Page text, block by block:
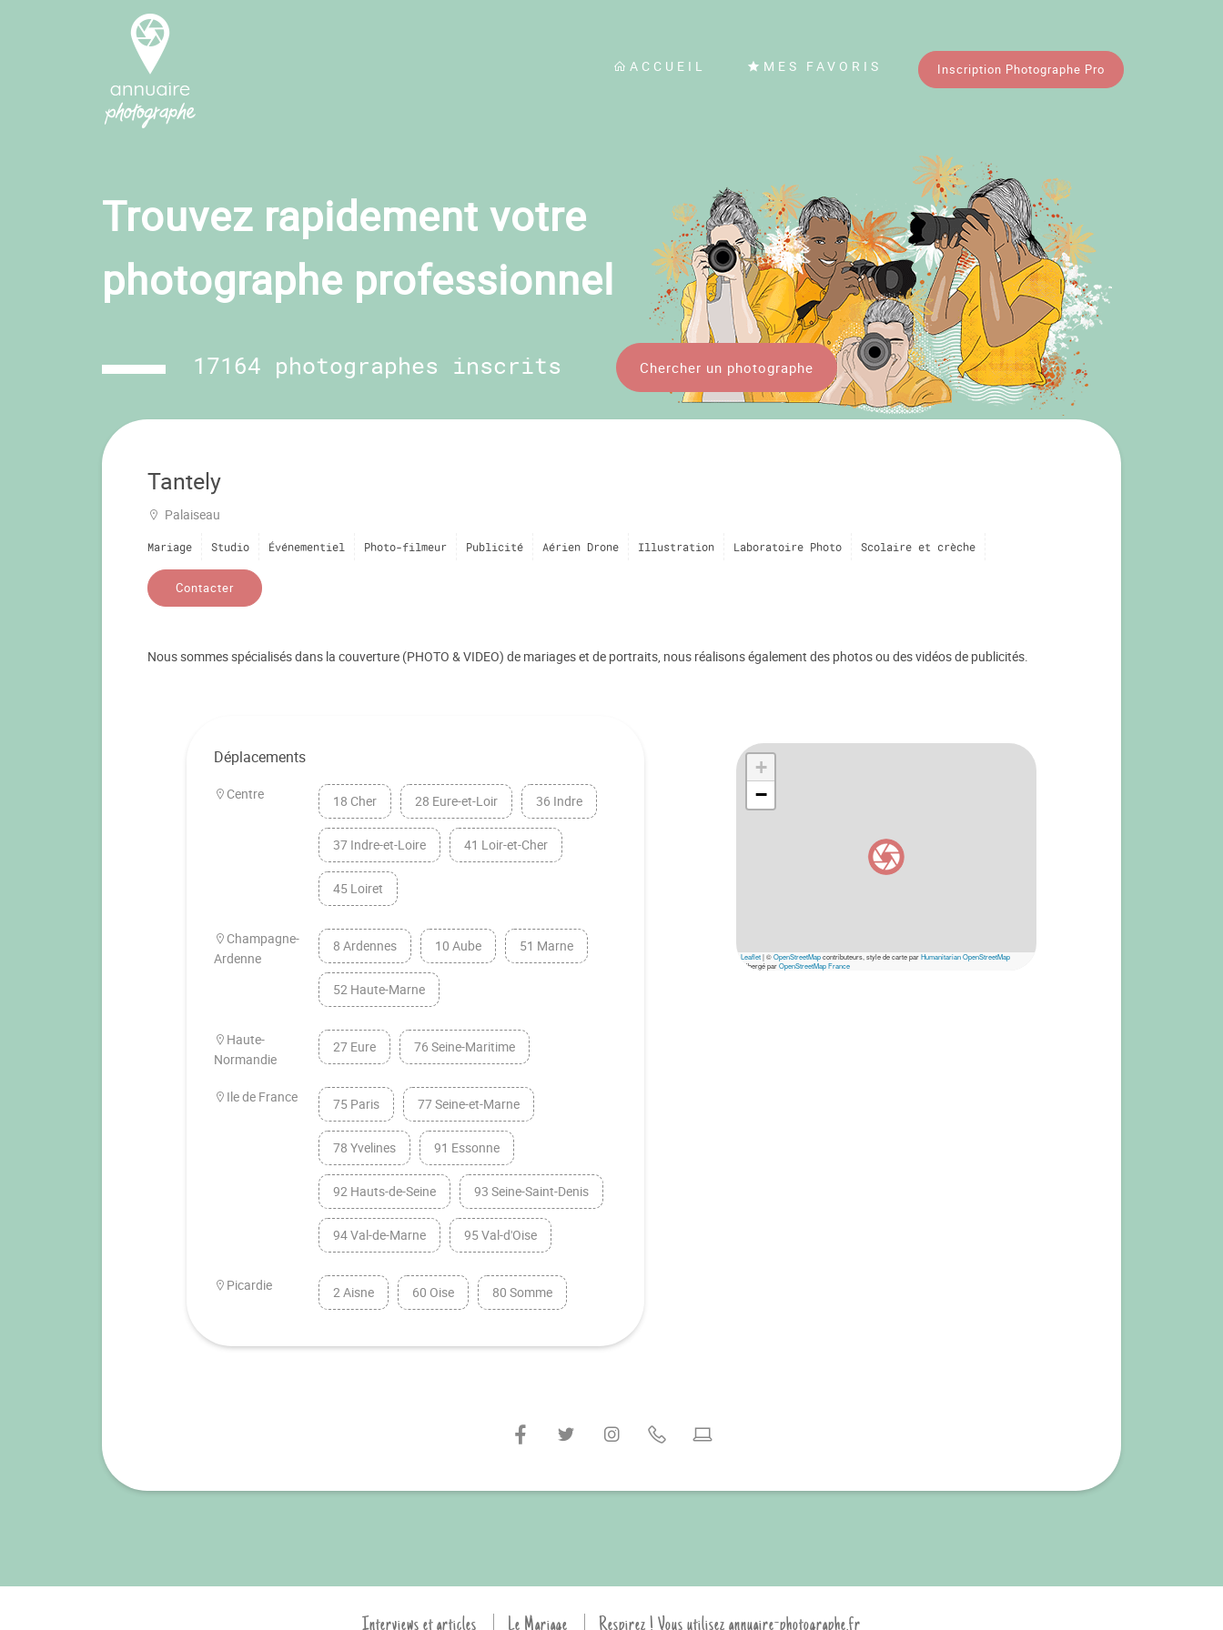
ACCUEIL MES FAVORIS Inscription Photographe Pro
Trouvez rapidement votre
photographe professionnel
17164 photographes inscrits Chercher un photographe
Tantely
Palaiseau
Mariage Studio Événementiel Photo-filmeur Publicité Aérien Drone Illustration Laboratoire Photo Scolaire et crèche
Contacter
Nous sommes spécialisés dans la couverture (PHOTO & VIDEO) de mariages et de portraits, nous réalisons également des photos ou des vidéos de publicités.
Déplacements
Centre 18 Cher 28 Eure-et-Loir 36 Indre
37 Indre-et-Loire 41 Loir-et-Cher
45 Loiret
Champagne-
Ardenne
8 Ardennes 10 Aube 51 Marne
52 Haute-Marne
Haute-
Normandie
27 Eure 76 Seine-Maritime
Ile de France 75 Paris 77 Seine-et-Marne
78 Yvelines 91 Essonne
92 Hauts-de-Seine 93 Seine-Saint-Denis
94 Val-de-Marne 95 Val-d'Oise
Picardie 2 Aisne 60 Oise 80 Somme
+
−
Leaflet|©OpenStreetMapcontributeurs, style de carte parHumanitarian OpenStreetMap
hébergé parOpenStreetMap France
Interviews et articles Le Mariage Respirez ! Vous utilisez annuaire-photographe.fr